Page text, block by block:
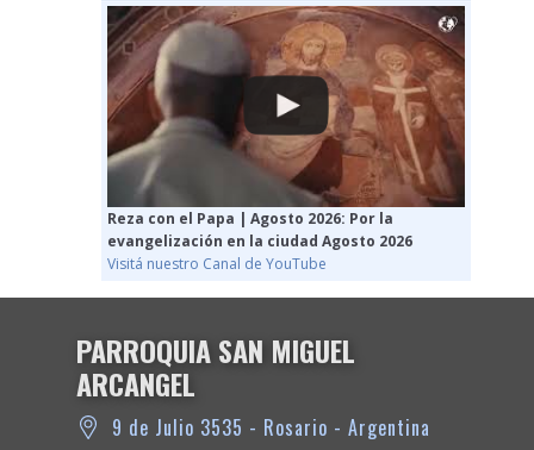
Reza con el Papa | Agosto 2026: Por la
evangelización en la ciudad Agosto 2026
Visitá nuestro Canal de YouTube
PARROQUIA SAN MIGUEL
ARCANGEL
9 de Julio 3535 - Rosario - Argentina